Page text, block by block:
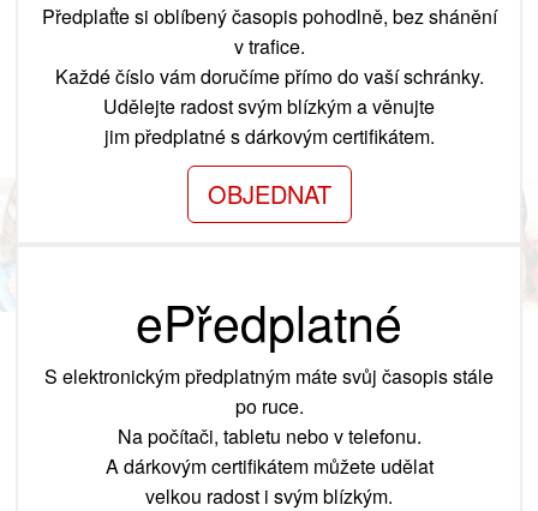
Předplaťte si oblíbený časopis pohodlně, bez shánění
v trafice.
Každé číslo vám doručíme přímo do vaší schránky.
Udělejte radost svým blízkým a věnujte
jim předplatné s dárkovým certifikátem.
OBJEDNAT
ePředplatné
S elektronickým předplatným máte svůj časopis stále
po ruce.
Na počítači, tabletu nebo v telefonu.
A dárkovým certifikátem můžete udělat
velkou radost i svým blízkým.